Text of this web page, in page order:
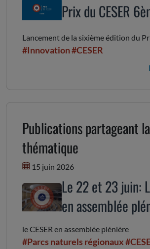
Prix du CESER
Lancement de la sixième édition du
#Innovation#CESER
Publications partageant
thématique
15 juin 2026
Le 22 et 23 juin:
en assemblée
le CESER en assemblée plénière
#Parcs naturels régionaux